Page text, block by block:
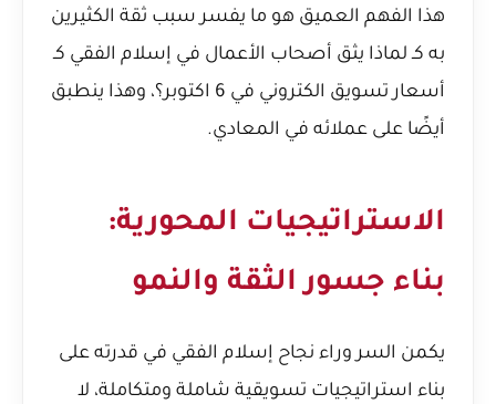
هذا الفهم العميق هو ما يفسر سبب ثقة الكثيرين
به كـ لماذا يثق أصحاب الأعمال في إسلام الفقي كـ
أسعار تسويق الكتروني في 6 اكتوبر؟
، وهذا ينطبق
أيضًا على عملائه في المعادي.
الاستراتيجيات المحورية:
بناء جسور الثقة والنمو
يكمن السر وراء نجاح إسلام الفقي في قدرته على
بناء استراتيجيات تسويقية شاملة ومتكاملة، لا